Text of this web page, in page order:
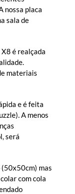
nossa placa
sala de
é realçada
materiais
e é feita
A menos
será
mas
com cola